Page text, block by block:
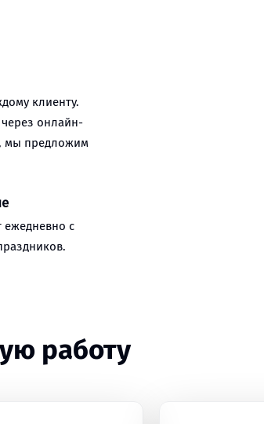
клиенту.
через онлайн-
мы предложим
ежедневно с
работу